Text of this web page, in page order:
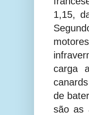
1,15,
carga
de
são as